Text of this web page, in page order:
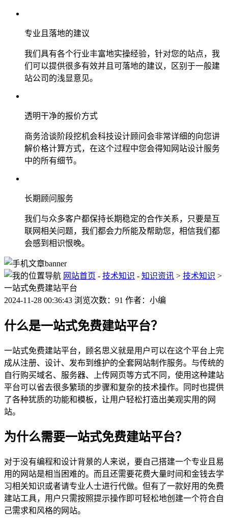
专业且落地的建议
我们具有各个行业丰富地实操经验，针对您的站点，我
们可以提供很多有效并且可落地的建议，区别于一般建
站公司的浅显意见。
透明干净的报价方式
商务洽谈阶段挖机会科技设计顾问会非常详细的向您讲
解价格计算方式，在这个过程中您会得知网站设计服务
中的所有细节。
长期顾问服务
我们与众多客户都保持长期稳定的合作关系，只要是互
联网相关问题，我们都会力所能及帮助您，相信我们都
会感到相识恨晚。
网站首页 - 技术知识 - 知识资讯 > 技术知识 >
一站式免费建站平台
2024-11-28 00:36:43 浏览次数：91 作者：小编
什么是一站式免费建站平台？
一站式免费建站平台，顾名思义就是用户可以在这个平台上完
成从注册、设计、发布到维护的全套网站制作服务。与传统的
自行购买域名、服务器、上传网页等方式不同，使用这种建站
平台可以省去很多繁琐的步骤和复杂的技术操作。同时也提供
了各种犹质的功能和模板，让用户轻松打造出美观实用的网
站。
为什么需要一站式免费建站平台？
对于没有编程和设计背景的人来说，要自己搭建一个专业且易
用的网站是相当困难的。而且还需要花费大量时间和金钱去学
习相关知识或者请专业人士进行代做。但有了一款好用的免费
建站工具，用户只需按照提示操作即可轻松地创建一个符合自
己需求和风格的网站。